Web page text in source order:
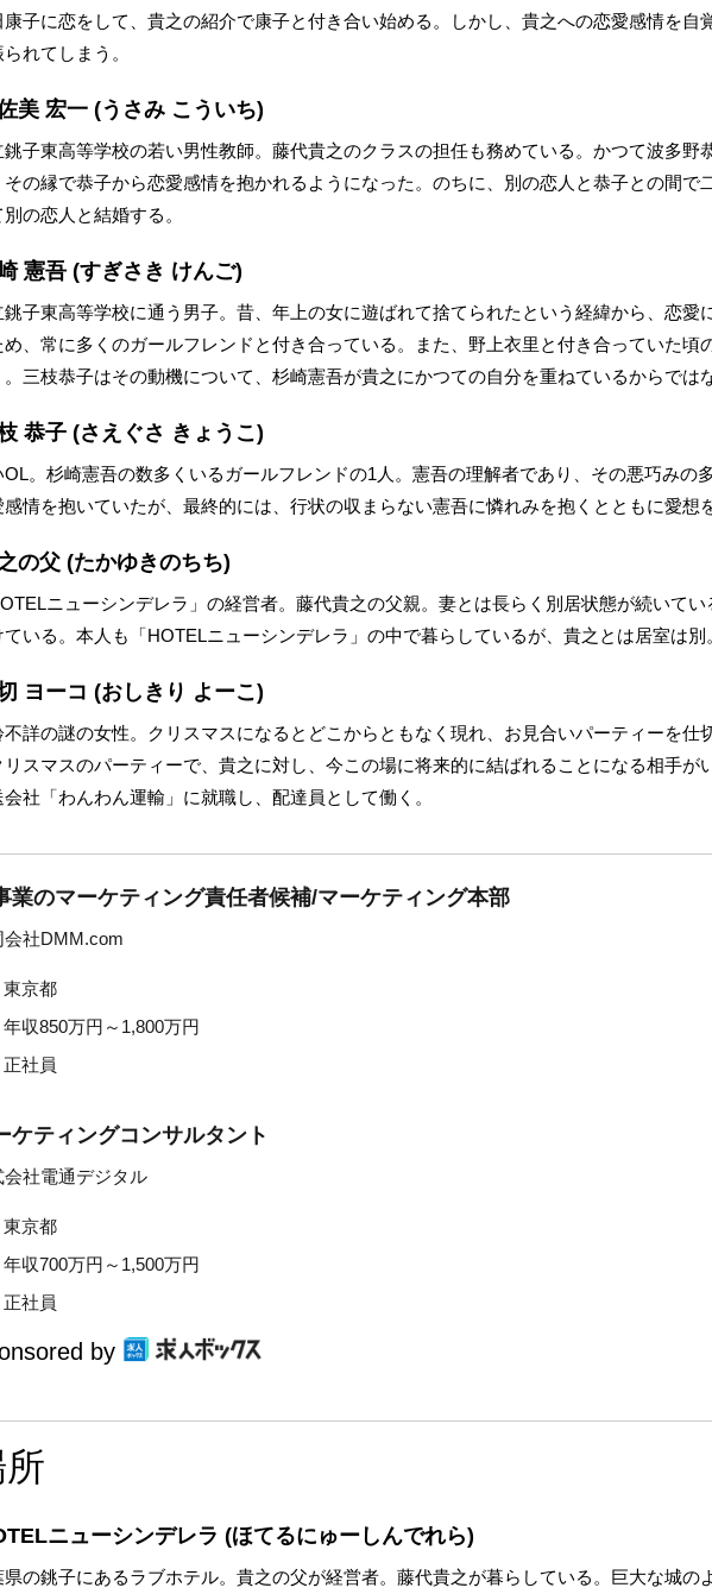
康子に恋をして、貴之の紹介で康子と付き合い始める。しかし、貴之への恋愛感情を自
れてしまう。
美 宏一 (うさみ こういち)
銚子東高等学校の若い男性教師。藤代貴之のクラスの担任も務めている。かつて波多野
その縁で恭子から恋愛感情を抱かれるようになった。のちに、別の恋人と恭子との間で
別の恋人と結婚する。
憲吾 (すぎさき けんご)
銚子東高等学校に通う男子。昔、年上の女に遊ばれて捨てられたという経緯から、恋愛
め、常に多くのガールフレンドと付き合っている。また、野上衣里と付き合っていた頃
。三枝恭子はその動機について、杉崎憲吾が貴之にかつての自分を重ねているからでは
恭子 (さえぐさ きょうこ)
OL。杉崎憲吾の数多くいるガールフレンドの1人。憲吾の理解者であり、その悪巧みの
感情を抱いていたが、最終的には、行状の収まらない憲吾に憐れみを抱くとともに愛想
の父 (たかゆきのちち)
ニューシンデレラ」の経営者。藤代貴之の父親。妻とは長らく別居状態が続いて
ている。本人も「HOTELニューシンデレラ」の中で暮らしているが、貴之とは居室は別
ヨーコ (おしきり よーこ)
不詳の謎の女性。クリスマスになるとどこからともなく現れ、お見合いパーティーを仕
リスマスのパーティーで、貴之に対し、今この場に将来的に結ばれることになる相手が
会社「わんわん運輸」に就職し、配達員として働く。
業のマーケティング責任者候補/マーケティング本部
会社DMM.com
東京都
年収850万円～1,800万円
正社員
ケティングコンサルタント
会社電通デジタル
東京都
年収700万円～1,500万円
正社員
by
ニューシンデレラ (ほてるにゅーしんでれら)
県の銚子にあるラブホテル。貴之の父が経営者。藤代貴之が暮らしている。巨大な城の